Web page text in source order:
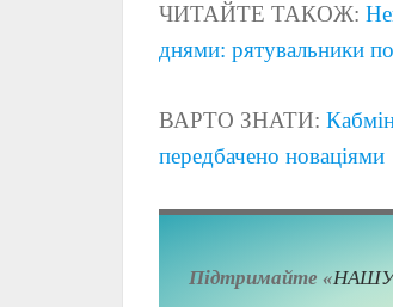
ЧИТАЙТЕ ТАКОЖ:
днями: рятувальники
ВАРТО ЗНАТИ:
передбачено новаціями
Підтримайте «НАШУ